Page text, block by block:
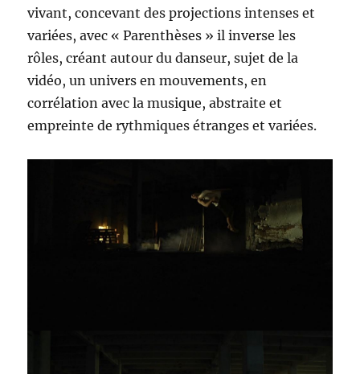
vivant, concevant des projections intenses et
variées, avec « Parenthèses » il inverse les
rôles, créant autour du danseur, sujet de la
vidéo, un univers en mouvements, en
corrélation avec la musique, abstraite et
empreinte de rythmiques étranges et variées.